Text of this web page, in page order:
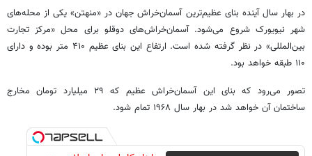
در بهار سال آینده بنای عظیم‌ترین آسمان‌خراش جهان در «منهتن» یکی از محله‌های
شهر نیویورک شروع می‌شود. آسمان‌خراش‌های دوقلو برای محل «مرکز تجارت
بین‌المللی» در نظر گرفته شده است. ارتفاع این بنای عظیم ۴۱۰ متر بوده و دارای
۱۱۰ طبقه خواهد بود.
تصور می‌رود که بنای این آسمان‌خراش عظیم که ۲۹ میلیارد تومان مخارج
ساختمان آن خواهد شد در بهار سال ۱۹۶۸ تمام شود.